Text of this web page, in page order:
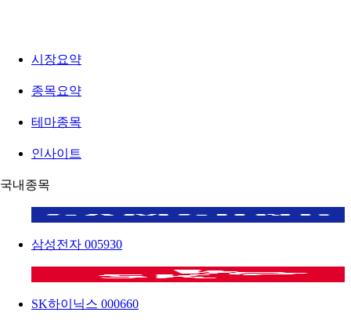
시장요약
종목요약
테마종목
인사이트
국내종목
삼성전자 005930
SK하이닉스 000660